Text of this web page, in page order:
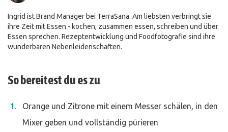
Ingrid ist Brand Manager bei TerraSana. Am liebsten verbringt sie
ihre Zeit mit Essen - kochen, zusammen essen, schreiben und über
Essen sprechen. Rezeptentwicklung und Foodfotografie sind ihre
wunderbaren Nebenleidenschaften.
So bereitest du es zu
Orange und Zitrone mit einem Messer schälen, in den
Mixer geben und vollständig pürieren